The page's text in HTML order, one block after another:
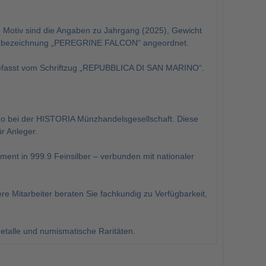
sind die Angaben zu Jahrgang (2025), Gewicht
„PEREGRINE FALCON“ angeordnet.
vom Schriftzug „REPUBBLICA DI SAN MARINO“.
bei der HISTORIA Münzhandelsgesellschaft. Diese
Anleger.
in 999.9 Feinsilber – verbunden mit nationaler
Mitarbeiter beraten Sie fachkundig zu Verfügbarkeit,
und numismatische Raritäten.